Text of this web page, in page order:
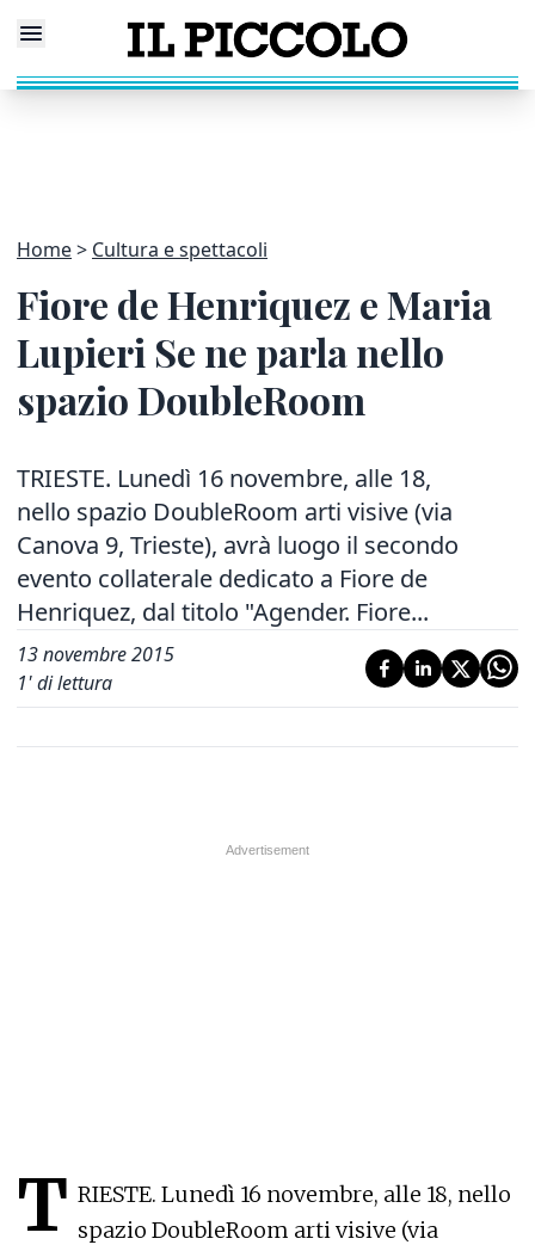
Home Cultura e spettacoli
Fiore de Henriquez e Maria
Lupieri Se ne parla nello
spazio DoubleRoom
TRIESTE. Lunedì 16 novembre, alle 18,
nello spazio DoubleRoom arti visive (via
Canova 9, Trieste), avrà luogo il secondo
evento collaterale dedicato a Fiore de
Henriquez, dal titolo "Agender. Fiore...
13 novembre 2015
1' di lettura
T RIESTE. Lunedì 16 novembre, alle 18, nello
spazio DoubleRoom arti visive (via